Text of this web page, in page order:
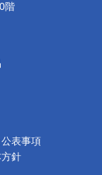
階
表事項
針